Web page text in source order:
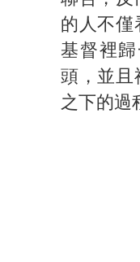
的人不僅
基督裡
頭，並且